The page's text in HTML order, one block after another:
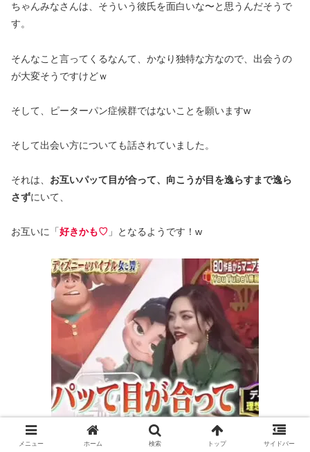
ちゃんみなさんは、そういう彼氏を面白いな〜と思うんだそうで
す。
そんなこと言ってくるなんて、かなり独特な方なので、出会うの
が大変そうですけどｗ
そして、ピーターパン症候群ではないことを願いますw
そして出会い方についても話されていました。
それは、 お互いパッて目が合って、向こうが目を逸らすまで逸ら
さずにいて、
お互いに「好きかも♡ 」となるようです！w
メニュー ホーム 検索 トップ サイドバー